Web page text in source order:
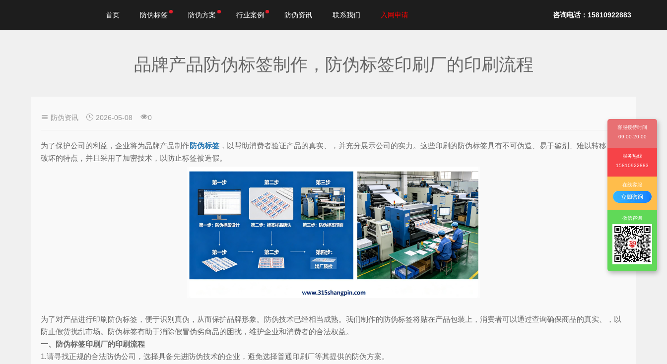
首页 防伪标签 防伪方案 行业案例 防伪资讯 联系我们 入网申请 咨询电话：15810922883
品牌产品防伪标签制作，防伪标签印刷厂的印刷流程
防伪资讯 2026-05-08 0
为了保护公司的利益，企业将为品牌产品制作防伪标签 ，以帮助消费者验证产品的真实、，并充分展示公司的实力。这些印刷的防伪标签具有不可伪造、易于鉴别、难以转移、抗
破坏的特点，并且采用了加密技术，以防止标签被造假。
为了对产品进行印刷防伪标签，便于识别真伪，从而保护品牌形象。防伪技术已经相当成熟。我们制作的防伪标签将贴在产品包装上，消费者可以通过查询确保商品的真实、，以
防止假货扰乱市场。防伪标签有助于消除假冒伪劣商品的困扰，维护企业和消费者的合法权益。
一、防伪标签印刷厂的印刷流程
1.请寻找正规的合法防伪公司，选择具备先进防伪技术的企业，避免选择普通印刷厂等其提供的防伪方案。
客服接待时间
09:00-20:00
服务热线
15810922883
在线客服
微信咨询